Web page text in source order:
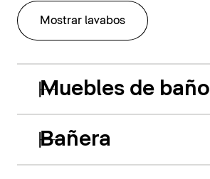
Mostrar lavabos
Muebles de baño
Bañera